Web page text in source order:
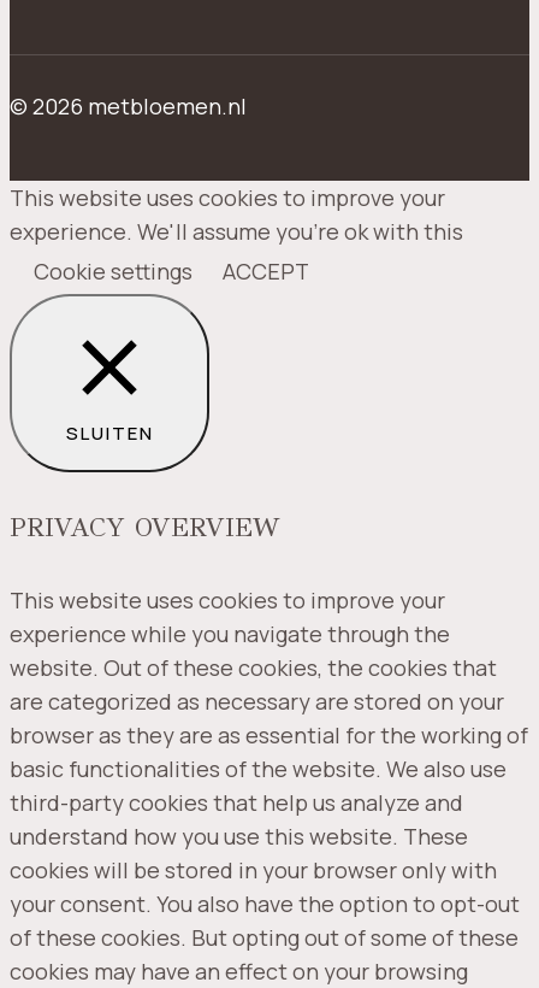
© 2026 metbloemen.nl
This website uses cookies to improve your
experience. We'll assume you're ok with this
Cookie settings
ACCEPT
SLUITEN
PRIVACY OVERVIEW
This website uses cookies to improve your
experience while you navigate through the
website. Out of these cookies, the cookies that
are categorized as necessary are stored on your
browser as they are as essential for the working of
basic functionalities of the website. We also use
third-party cookies that help us analyze and
understand how you use this website. These
cookies will be stored in your browser only with
your consent. You also have the option to opt-out
of these cookies. But opting out of some of these
cookies may have an effect on your browsing